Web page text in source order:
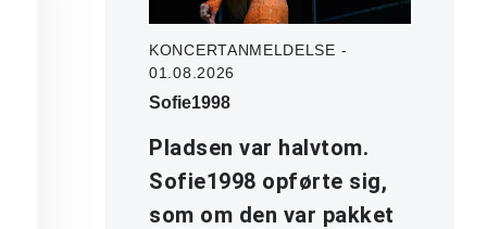
KONCERTANMELDELSE -
01.08.2026
Sofie1998
Pladsen var halvtom.
Sofie1998 opførte sig,
som om den var pakket